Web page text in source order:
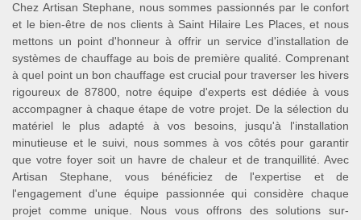
Chez Artisan Stephane, nous sommes passionnés par le confort
et le bien-être de nos clients à Saint Hilaire Les Places, et nous
mettons un point d'honneur à offrir un service d'installation de
systèmes de chauffage au bois de première qualité. Comprenant
à quel point un bon chauffage est crucial pour traverser les hivers
rigoureux de 87800, notre équipe d'experts est dédiée à vous
accompagner à chaque étape de votre projet. De la sélection du
matériel le plus adapté à vos besoins, jusqu'à l'installation
minutieuse et le suivi, nous sommes à vos côtés pour garantir
que votre foyer soit un havre de chaleur et de tranquillité. Avec
Artisan Stephane, vous bénéficiez de l'expertise et de
l'engagement d'une équipe passionnée qui considère chaque
projet comme unique. Nous vous offrons des solutions sur-